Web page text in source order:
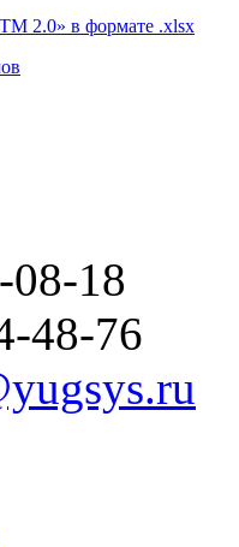
2.0» в формате .xlsx
08-18
48-76